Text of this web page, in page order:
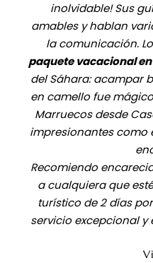
inolvidable! Sus
amables y hablan
la comunicación.
paquete vacacional
del Sáhara: acampar
en camello fue
Marruecos desde
impresionantes como
Recomiendo
a cualquiera que
turístico de 2 días
servicio excepcional y